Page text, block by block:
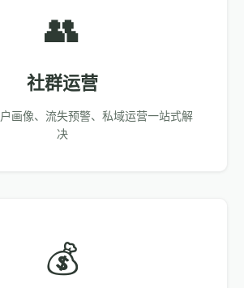
👥
社群运营
画像、流失预警、私域运营一站式解
决
💰